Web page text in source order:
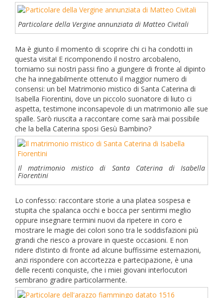
Particolare della Vergine annunziata di Matteo Civitali
Ma è giunto il momento di scoprire chi ci ha condotti in
questa visita! E ricomponendo il nostro arcobaleno,
torniamo sui nostri passi fino a giungere di fronte al dipinto
che ha innegabilmente ottenuto il maggior numero di
consensi: un bel Matrimonio mistico di Santa Caterina di
Isabella Fiorentini, dove un piccolo suonatore di liuto ci
aspetta, testimone inconsapevole di un matrimonio alle sue
spalle. Sarò riuscita a raccontare come sarà mai possibile
che la bella Caterina sposi Gesù Bambino?
Il matrimonio mistico di Santa Caterina di Isabella
Fiorentini
Lo confesso: raccontare storie a una platea sospesa e
stupita che spalanca occhi e bocca per sentirmi meglio
oppure insegnare termini nuovi da ripetere in coro e
mostrare le magie dei colori sono tra le soddisfazioni più
grandi che riesco a provare in queste occasioni. E non
ridere d’istinto di fronte ad alcune buffissime esternazioni,
anzi rispondere con accortezza e partecipazione, è una
delle recenti conquiste, che i miei giovani interlocutori
sembrano gradire particolarmente.